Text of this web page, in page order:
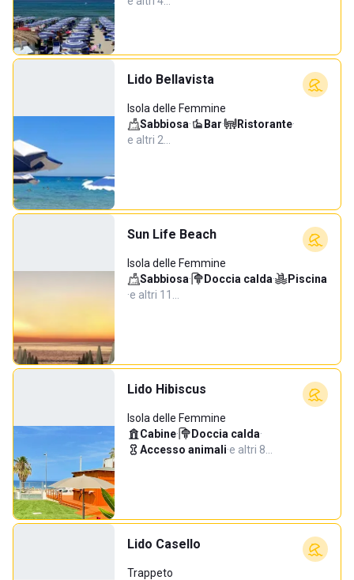
Lido Bellavista
Isola delle Femmine
Sabbiosa· Bar· Ristorante·
e altri 2…
Sun Life Beach
Isola delle Femmine
Sabbiosa· Doccia calda·
Piscina
·e altri 11…
Lido Hibiscus
Isola delle Femmine
Cabine· Doccia calda·
Accesso animali·e altri 8…
Lido Casello
Trappeto